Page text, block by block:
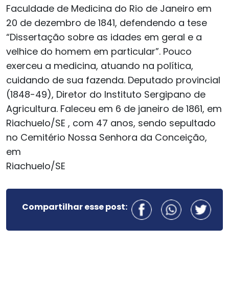
Faculdade de Medicina do Rio de Janeiro em
20 de dezembro de 1841, defendendo a tese
“Dissertação sobre as idades em geral e a
velhice do homem em particular”. Pouco
exerceu a medicina, atuando na política,
cuidando de sua fazenda. Deputado provincial
(1848-49), Diretor do Instituto Sergipano de
Agricultura. Faleceu em 6 de janeiro de 1861, em
Riachuelo/SE , com 47 anos, sendo sepultado
no Cemitério Nossa Senhora da Conceição,
em
Riachuelo/SE
Compartilhar esse post: